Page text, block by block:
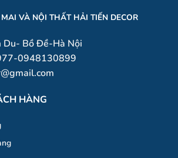
VÀ NỘI THẤT HẢI TIẾN DECOR
Bồ Đề-Hà Nội
0948130899
HÀNG
ng